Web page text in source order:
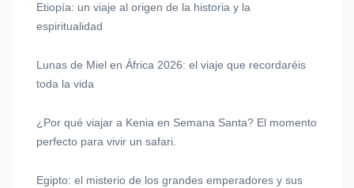
Etiopía: un viaje al origen de la historia y la
espiritualidad
Lunas de Miel en África 2026: el viaje que recordaréis
toda la vida
¿Por qué viajar a Kenia en Semana Santa? El momento
perfecto para vivir un safari.
Egipto: el misterio de los grandes emperadores y sus